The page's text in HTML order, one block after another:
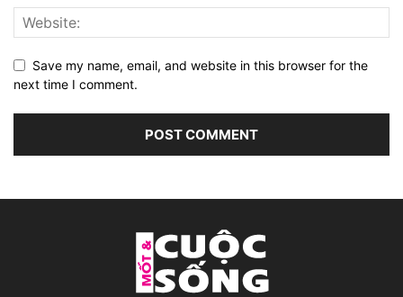
Save my name, email, and website in this browser for the
next time I comment.